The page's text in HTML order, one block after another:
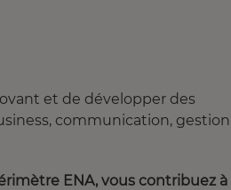
et de développer des
communication,
ENA, vous contribuez à